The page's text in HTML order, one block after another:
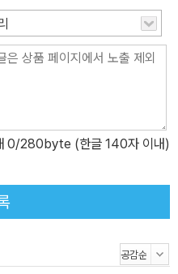
학에서 차원에 대한 이론은 아
원 시공을 넘어 ‘제5의 차원’
학교실의 리사 랜덜 교
달하고 있다. Newton의 기사
을 선정해 단행본 형식으로 재구
루는데, 《상대성 이론》 《주기
0/280byte (한글 140자 이내)